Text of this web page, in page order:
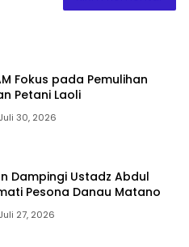
Fokus pada Pemulihan
Petani Laoli
Juli 30, 2026
Dampingi Ustadz Abdul
Pesona Danau Matano
Juli 27, 2026